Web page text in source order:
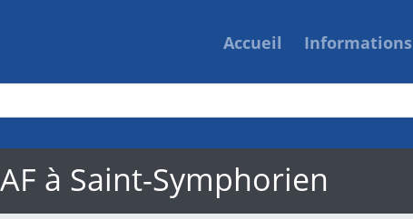
Accueil Informations
à Saint-Symphorien